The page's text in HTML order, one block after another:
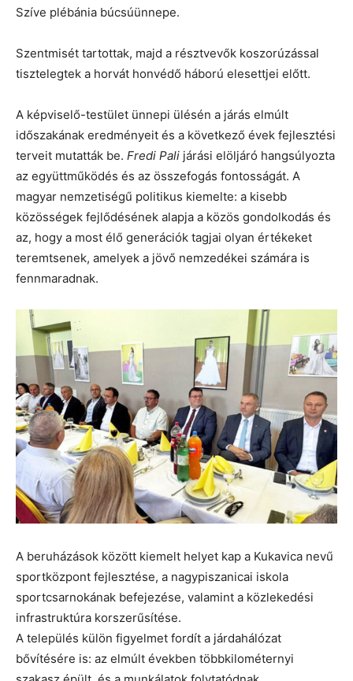
Szíve plébánia búcsúünnepe.
Szentmisét tartottak, majd a résztvevők koszorúzással
tisztelegtek a horvát honvédő háború elesettjei előtt.
A képviselő-testület ünnepi ülésén a járás elmúlt
időszakának eredményeit és a következő évek fejlesztési
terveit mutatták be. Fredi Pali járási elöljáró hangsúlyozta
az együttműködés és az összefogás fontosságát. A
magyar nemzetiségű politikus kiemelte: a kisebb
közösségek fejlődésének alapja a közös gondolkodás és
az, hogy a most élő generációk tagjai olyan értékeket
teremtsenek, amelyek a jövő nemzedékei számára is
fennmaradnak.
A beruházások között kiemelt helyet kap a Kukavica nevű
sportközpont fejlesztése, a nagypiszanicai iskola
sportcsarnokának befejezése, valamint a közlekedési
infrastruktúra korszerűsítése.
A település külön figyelmet fordít a járdahálózat
bővítésére is: az elmúlt években többkilométernyi